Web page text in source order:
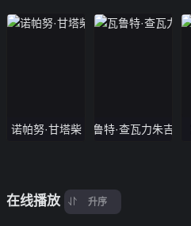
诺帕努·甘塔柴瓦鲁特·查瓦力朱吉翁
在线播放 升序